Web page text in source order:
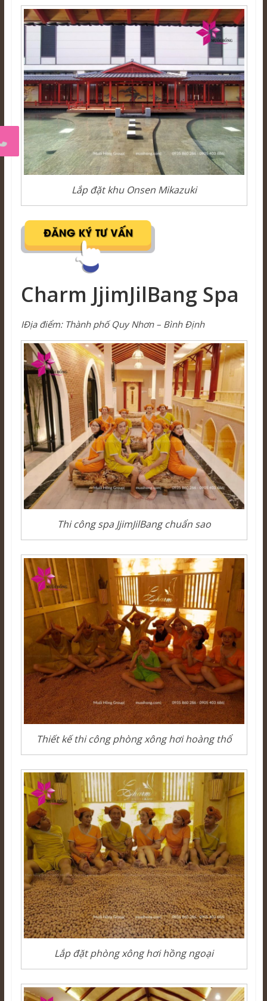
Lắp đặt khu Onsen Mikazuki
Charm JjimJilBang Spa
ΙĐịa điểm: Thành phố Quy Nhơn – Bình Định
Thi công spa JjimJilBang chuẩn sao
Thiết kế thi công phòng xông hơi hoàng thổ
Lắp đặt phòng xông hơi hồng ngoại